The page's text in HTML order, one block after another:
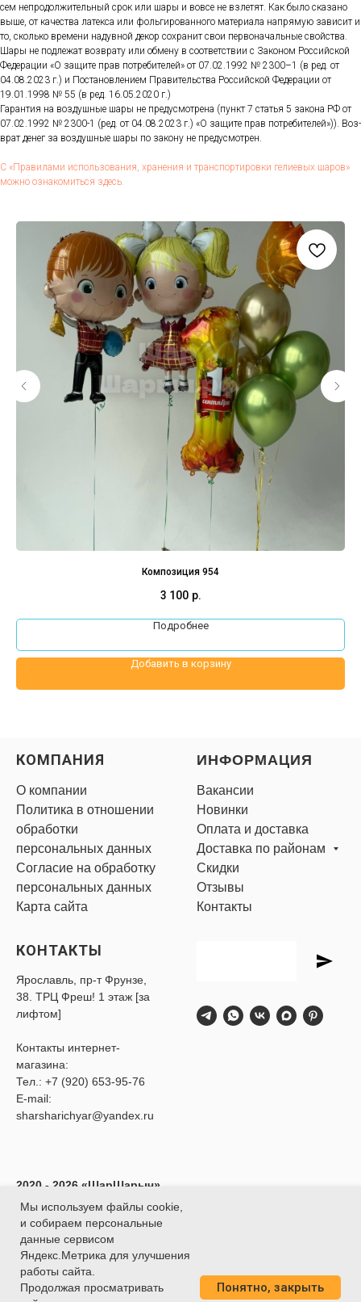
сем неп­ро­дол­жи­тель­ный срок или ша­ры и вов­се не взле­тят. Как бы­ло ска­зано
вы­ше, от ка­чес­тва ла­тек­са или фоль­ги­рован­но­го ма­тери­ала нап­ря­мую за­висит и
то, сколь­ко вре­мени на­дув­ной де­кор сох­ра­нит свои пер­во­началь­ные свой­ства.
Ша­ры не под­ле­жат воз­вра­ту или об­ме­ну в со­от­ветс­твии с За­коном Рос­сий­ской
Фе­дера­ции «О за­щите прав пот­ре­бите­лей» от 07.02.1992 № 2300–1 (в ред. от
04.08.2023 г.) и Пос­та­нов­ле­ни­ем Пра­витель­ства Рос­сий­ской Фе­дера­ции от
19.01.1998 № 55 (в ред. 16.05.2020 г.)
Га­ран­тия на воз­душные ша­ры не пре­дус­мотре­на (пункт 7 статья 5 за­кона РФ от
07.02.1992 № 2300-1 (ред. от 04.08.2023 г.) «О за­щите прав пот­ре­бите­лей»)). Воз­
врат де­нег за воз­душные ша­ры по за­кону не пре­дус­мотрен.
С «Пра­вила­ми ис­поль­зо­вания, хра­нения и тран­спор­ти­ров­ки ге­ли­евых ша­ров»
мож­но оз­на­комить­ся здесь.
Композиция 954
3 100 р.
Подробнее
Добавить в корзину
КОМПАНИЯ
О компании
Политика в отношении
обработки
персональных данных
Согласие на обработку
персональных данных
Карта сайта
ИНФОРМАЦИЯ
Вакансии
Новинки
Оплата и доставка
Доставка по районам
Скидки
Отзывы
Контакты
КОНТАКТЫ
Ярославль, пр-т Фрунзе,
38. ТРЦ Фреш! 1 этаж [за
лифтом]
Контакты интернет-
магазина:
Тел.: +7 (920) 653-95-76
E-mail:
sharsharichyar@yandex.ru
2020 - 2026 «ШарШарыч»
- Доставка воздушных
шаров в Ярославле.
ИП Глибина Ксения
Юрьевна
ИНН 760414438188
ОГРНИП 320762700039451
Мы используем файлы cookie,
и собираем персональные
данные сервисом
Яндекс.Метрика для улучшения
работы сайта.
Продолжая просматривать
Понятно, закрыть